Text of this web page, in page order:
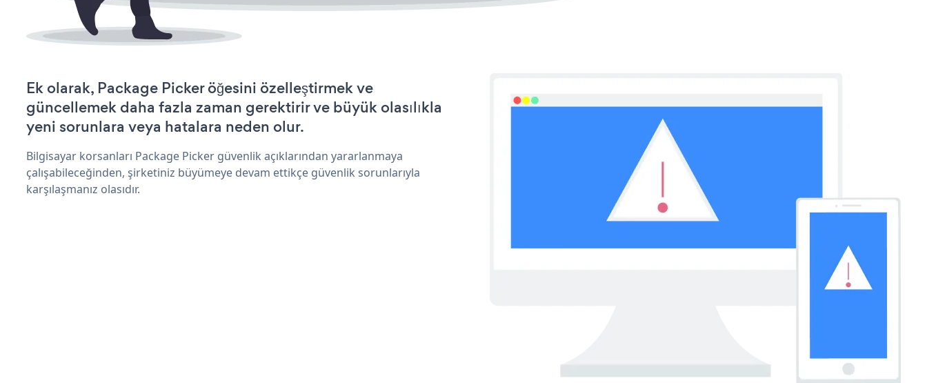
Ek olarak, Package Picker öğesini özelleştirmek ve
güncellemek daha fazla zaman gerektirir ve büyük olasılıkla
yeni sorunlara veya hatalara neden olur.
Bilgisayar korsanları Package Picker güvenlik açıklarından yararlanmaya
çalışabileceğinden, şirketiniz büyümeye devam ettikçe güvenlik sorunlarıyla
karşılaşmanız olasıdır.